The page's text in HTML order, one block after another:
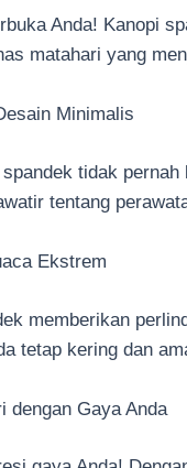
Anda! Kanopi
matahari yang
Minimalis
tidak
tentang
Ekstrem
memberikan
tetap kering dan
dengan Gaya Anda